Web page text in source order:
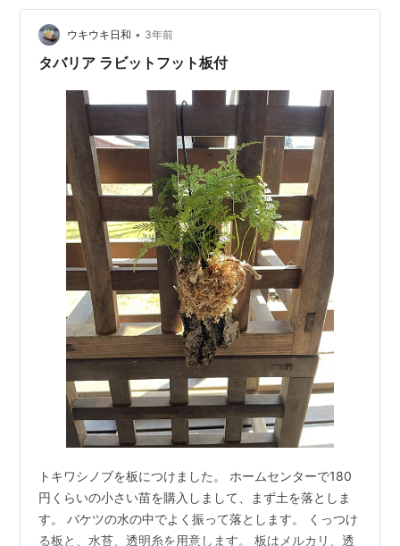
した 根に付いた土や傷んだ根を落とします 桐の板とナイ
ロン糸とこんな金具を使います 真ん中がへこんだドーム
状に水苔を整え…
ウキウキ日和 • 3年前
タバリア ラビットフット板付
トキワシノブを板につけました。 ホームセンターで180
円くらいの小さい苗を購入しまして、まず土を落としま
す。 バケツの水の中でよく振って落とします。 くっつけ
る板と、水苔、透明糸を用意します。 板はメルカリ、透